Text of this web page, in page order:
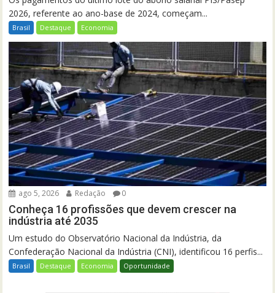
2026, referente ao ano-base de 2024, começam...
Brasil Destaque Economia
ago 5, 2026 Redação 0
Conheça 16 profissões que devem crescer na
indústria até 2035
Um estudo do Observatório Nacional da Indústria, da
Confederação Nacional da Indústria (CNI), identificou 16 perfis...
Brasil Destaque Economia Oportunidade